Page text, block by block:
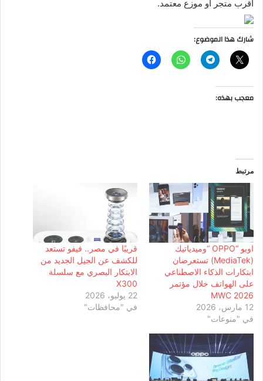
أقرب متجر أو موزع معتمد.
شارك هذا الموضوع:
معجب بهذه:
مرتبط
اوبو “OPPO “وميدياتيك
(MediaTek) تستعرضان
ابتكارات الذكاء الاصطناعي
على الهواتف خلال مؤتمر
MWC 2026
12 مارس، 2026
في "منوعات"
قريبًا في مصر.. فيفو تستعد
للكشف عن الجيل الجديد من
الابتكار البصري مع سلسلة
X300
22 يوليو، 2026
في "محافظات"